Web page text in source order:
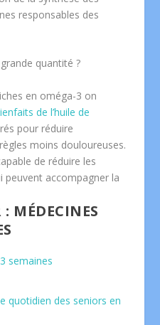
responsables des
quantité ?
en oméga-3 on
de l’huile de
pour réduire
moins douloureuses.
de réduire les
accompagner la
: MÉDECINES
semaines
quotidien des seniors en